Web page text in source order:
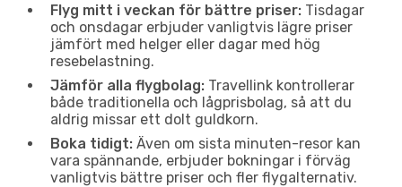
Flyg mitt i veckan för bättre priser: Tisdagar
och onsdagar erbjuder vanligtvis lägre priser
jämfört med helger eller dagar med hög
resebelastning.
Jämför alla flygbolag: Travellink kontrollerar
både traditionella och lågprisbolag, så att du
aldrig missar ett dolt guldkorn.
Boka tidigt: Även om sista minuten-resor kan
vara spännande, erbjuder bokningar i förväg
vanligtvis bättre priser och fler flygalternativ.